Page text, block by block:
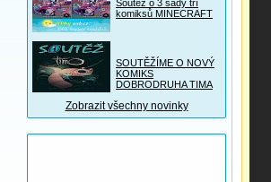
Soutěž o 3 sady tří
komiksů MINECRAFT
SOUTĚŽÍME O NOVÝ
KOMIKS
DOBRODRUHA TIMA
Zobrazit všechny novinky